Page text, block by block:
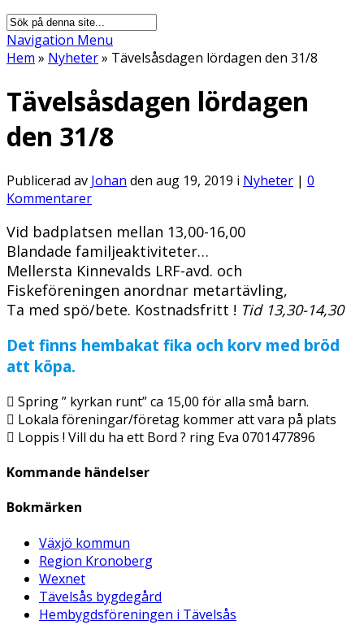
Navigation Menu
Hem » Nyheter» Tävelsåsdagen lördagen den 31/8
Tävelsåsdagen lördagen
den 31/8
Publicerad av Johan den aug 19, 2019 i Nyheter | 0
Kommentarer
Vid badplatsen mellan 13,00-16,00
Blandade familjeaktiviteter…
Mellersta Kinnevalds LRF-avd. och
Fiskeföreningen anordnar metartävling,
Ta med spö/bete. Kostnadsfritt ! Tid 13,30-14,30
Det finns hembakat fika och korv med bröd
att köpa.
 Spring ” kyrkan runt” ca 15,00 för alla små barn.
 Lokala föreningar/företag kommer att vara på plats
 Loppis ! Vill du ha ett Bord ? ring Eva 0701477896
Kommande händelser
Bokmärken
Växjö kommun
Region Kronoberg
Wexnet
Tävelsås bygdegård
Hembygdsföreningen i Tävelsås